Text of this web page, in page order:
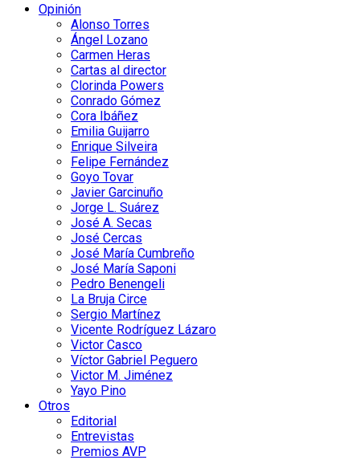
Opinión
Alonso Torres
Ángel Lozano
Carmen Heras
Cartas al director
Clorinda Powers
Conrado Gómez
Cora Ibáñez
Emilia Guijarro
Enrique Silveira
Felipe Fernández
Goyo Tovar
Javier Garcinuño
Jorge L. Suárez
José A. Secas
José Cercas
José María Cumbreño
José María Saponi
Pedro Benengeli
La Bruja Circe
Sergio Martínez
Vicente Rodríguez Lázaro
Victor Casco
Víctor Gabriel Peguero
Victor M. Jiménez
Yayo Pino
Otros
Editorial
Entrevistas
Premios AVP